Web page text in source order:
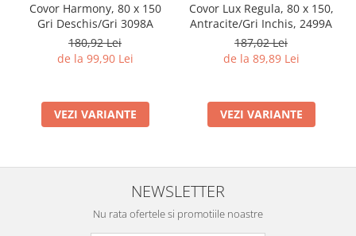
Covor Harmony, 80 x 150
Gri Deschis/Gri 3098A
180,92 Lei
de la 99,90 Lei
VEZI VARIANTE
Covor Lux Regula, 80 x 150,
Antracite/Gri Inchis, 2499A
187,02 Lei
de la 89,89 Lei
VEZI VARIANTE
NEWSLETTER
Nu rata ofertele si promotiile noastre